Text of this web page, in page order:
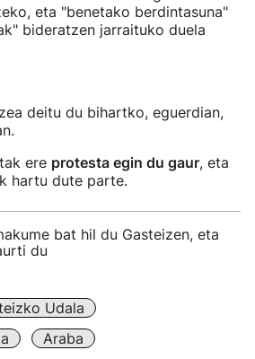
eta "benetako berdintasuna"
bideratzen jarraituko duela
deitu du bihartko, eguerdian,
ere protesta egin du gaur, eta
hartu dute parte.
bat hil du Gasteizen, eta
du
Udala
Araba